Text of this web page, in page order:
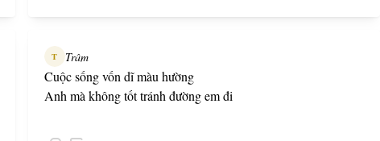
T Trâm
Cuộc sống vốn dĩ màu hường
Anh mà không tốt tránh đường em đi